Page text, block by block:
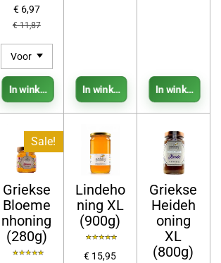
€ 6,97
€ 11,87
In winkelwagen In winkelwagen In
Sale!
Griekse
Bloeme
nhoning
(280g)
Lindeho
ning XL
(900g)
€ 15,95
Griekse
Heideh
oning
XL
(800g)